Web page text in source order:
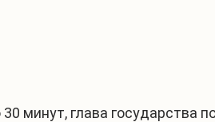
минут, глава